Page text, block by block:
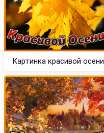
Картинка красивой осени